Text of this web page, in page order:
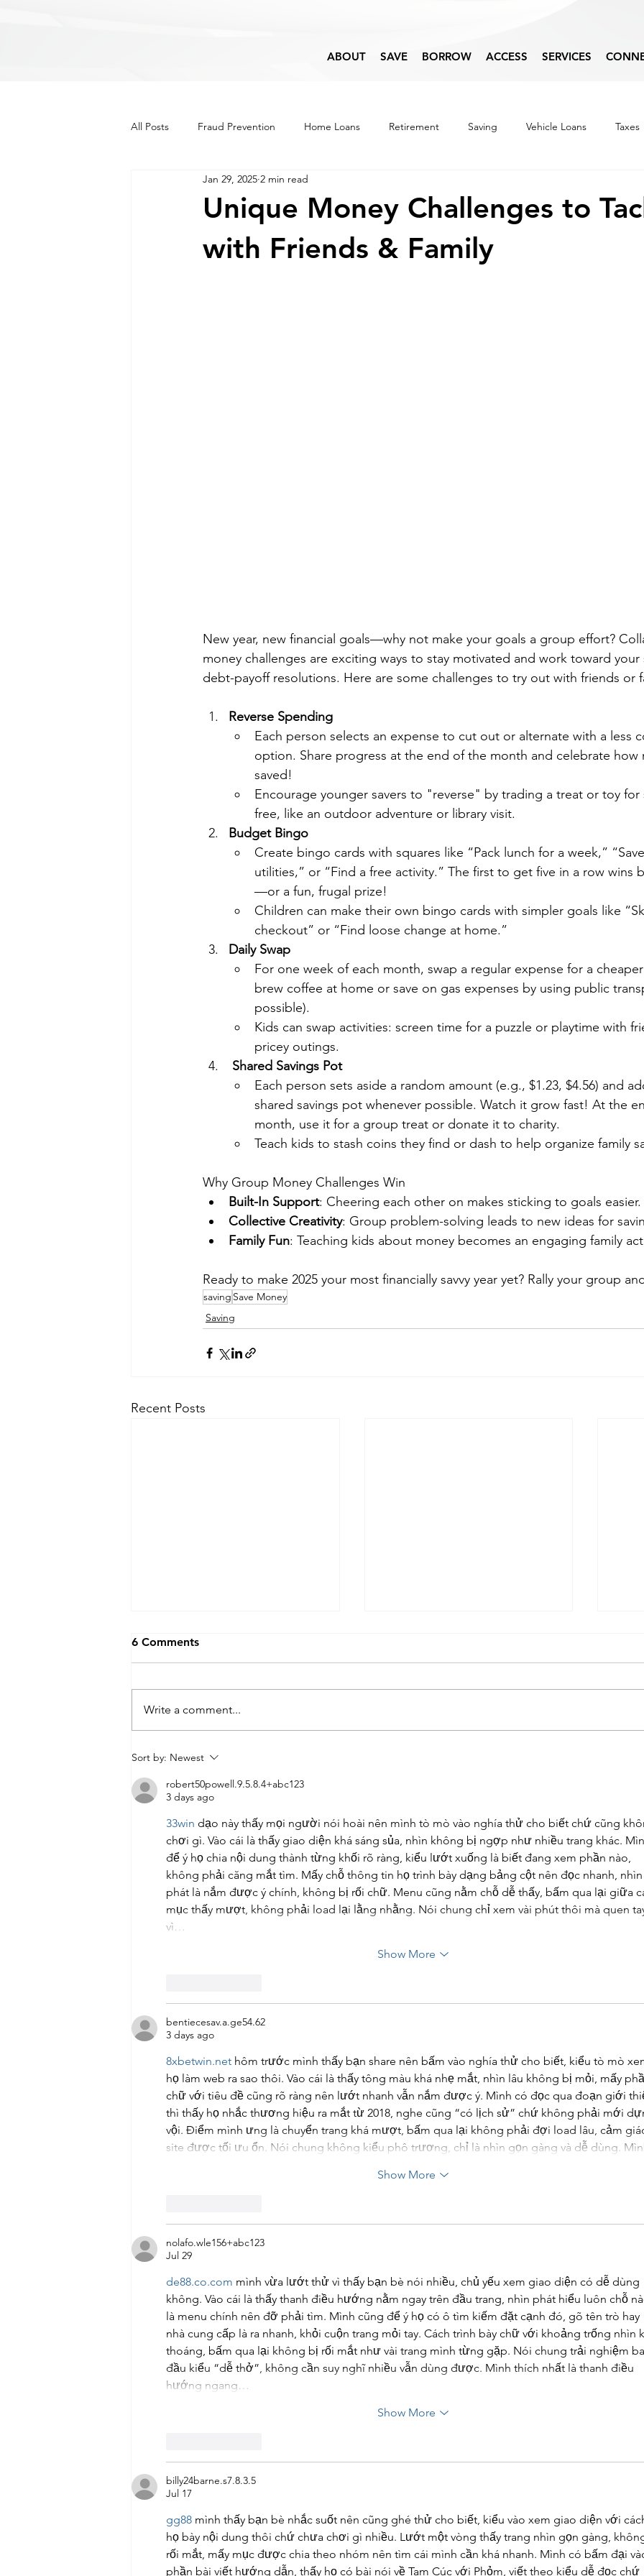
ABOUT SAVE BORROW ACCESS SERVICES
All Posts Fraud Prevention Home Loans Retirement Saving Vehicle Loans Taxes
Lifestyle Other
Unique Money Challenges to
with Friends & Family
Jan 29, 2025 2 min read
New year, new financial goals—why not make your goals a group effort?
money challenges are exciting ways to stay motivated and work toward your
debt-payoff resolutions. Here are some challenges to try out with friends or
Reverse Spending
Each person selects an expense to cut out or alternate with a less
option. Share progress at the end of the month and celebrate how
saved!
Encourage younger savers to "reverse" by trading a treat or toy for
free, like an outdoor adventure or library visit.
Budget Bingo
Create bingo cards with squares like “Pack lunch for a week,”
utilities,” or “Find a free activity.” The first to get five in a row wins
—or a fun, frugal prize!
Children can make their own bingo cards with simpler goals like
checkout” or “Find loose change at home.”
Daily Swap
For one week of each month, swap a regular expense for a
brew coffee at home or save on gas expenses by using public
possible).
Kids can swap activities: screen time for a puzzle or playtime with
pricey outings.
Shared Savings Pot
Each person sets aside a random amount (e.g., $1.23, $4.56) and
shared savings pot whenever possible. Watch it grow fast! At the
month, use it for a group treat or donate it to charity.
Teach kids to stash coins they find or dash to help organize family
Why Group Money Challenges Win
Built-In Support: Cheering each other on makes sticking to goals easier.
Collective Creativity: Group problem-solving leads to new ideas for
Family Fun: Teaching kids about money becomes an engaging family
Ready to make 2025 your most financially savvy year yet? Rally your group
saving Save Money
Saving
Recent Posts
A Simple Mid-Year Money
6 Comments
Write a comment...
Sort by: Newest
robert50powell.9.5.8.4+abc123
3 days ago
33win dạo này thấy mọi người nói hoài nên mình tò mò vào nghía thử cho biết chứ cũng
chơi gì. Vào cái là thấy giao diện khá sáng sủa, nhìn không bị ngợp như nhiều trang khác.
để ý họ chia nội dung thành từng khối rõ ràng, kiểu lướt xuống là biết đang xem phần nào,
không phải căng mắt tìm. Mấy chỗ thông tin họ trình bày dạng bảng cột nên đọc nhanh, nhìn
phát là nắm được ý chính, không bị rối chữ. Menu cũng nằm chỗ dễ thấy, bấm qua lại giữa
mục thấy mượt, không phải load lại lằng nhằng. Nói chung chỉ xem vài phút thôi mà quen
vì…
Show More
bentiecesav.a.ge54.62
3 days ago
8xbetwin.net hôm trước mình thấy bạn share nên bấm vào nghía thử cho biết, kiểu tò mò
họ làm web ra sao thôi. Vào cái là thấy tông màu khá nhẹ mắt, nhìn lâu không bị mỏi, mấy
chữ với tiêu đề cũng rõ ràng nên lướt nhanh vẫn nắm được ý. Mình có đọc qua đoạn giới
thì thấy họ nhắc thương hiệu ra mắt từ 2018, nghe cũng “có lịch sử” chứ không phải mới
vội. Điểm mình ưng là chuyển trang khá mượt, bấm qua lại không phải đợi load lâu, cảm
site được tối ưu ổn. Nói chung không kiểu phô trương, chỉ là nhìn gọn gàng và dễ dùng.
Show More
nolafo.wle156+abc123
Jul 29
de88.co.com mình vừa lướt thử vì thấy bạn bè nói nhiều, chủ yếu xem giao diện có dễ dùng
không. Vào cái là thấy thanh điều hướng nằm ngay trên đầu trang, nhìn phát hiểu luôn chỗ
là menu chính nên đỡ phải tìm. Mình cũng để ý họ có ô tìm kiếm đặt cạnh đó, gõ tên trò hay
nhà cung cấp là ra nhanh, khỏi cuộn trang mỏi tay. Cách trình bày chữ với khoảng trống nhìn
thoáng, bấm qua lại không bị rối mắt như vài trang mình từng gặp. Nói chung trải nghiệm
đầu kiểu “dễ thở”, không cần suy nghĩ nhiều vẫn dùng được. Mình thích nhất là thanh điều
hướng ngang…
Show More
billy24barne.s7.8.3.5
Jul 17
gg88 mình thấy bạn bè nhắc suốt nên cũng ghé thử cho biết, kiểu vào xem giao diện với
họ bày nội dung thôi chứ chưa chơi gì nhiều. Lướt một vòng thấy trang nhìn gọn gàng,
rối mắt, mấy mục được chia theo nhóm nên tìm cái mình cần khá nhanh. Mình có bấm đại
phần bài viết hướng dẫn, thấy họ có bài nói về Tam Cúc với Phỏm, viết theo kiểu dễ đọc chứ